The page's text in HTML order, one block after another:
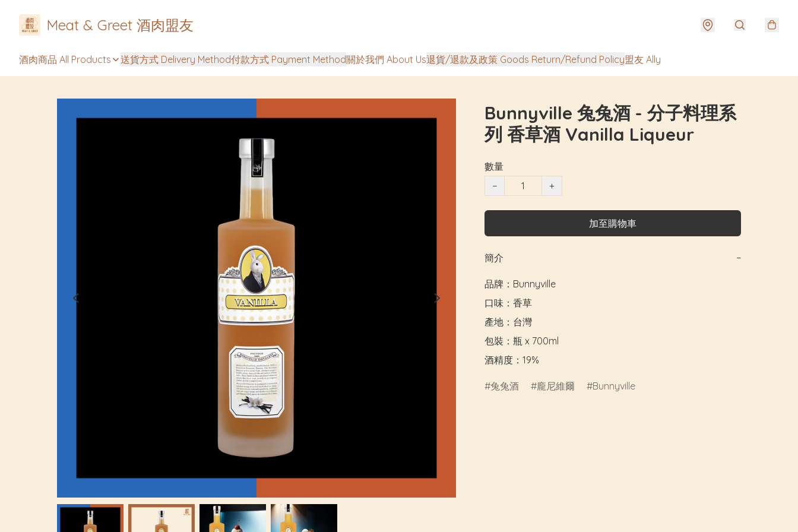
Meat & Greet 酒肉盟友
酒肉商品 All Products 送貨方式 Delivery Method付款方式 Payment Method關於我們 About Us退貨/退款及政策 Goods Return/Refund Policy盟友 Ally
Bunnyville 兔兔酒 - 分子料理系
列 香草酒 Vanilla Liqueur
數量
−
+
加至購物車
簡介 −
品牌：Bunnyville
口味：香草
產地：台灣
包裝：瓶 x 700ml
酒精度：19%
兔兔酒 龐尼維爾 Bunnyville